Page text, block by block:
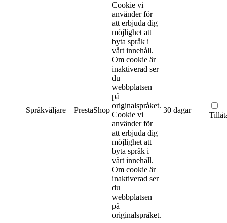
Språkväljare PrestaShop
Cookie vi
använder för
att erbjuda dig
möjlighet att
byta språk i
vårt innehåll.
Om cookie är
inaktiverad ser
du
webbplatsen
på
originalspråket.
Cookie vi
använder för
att erbjuda dig
möjlighet att
byta språk i
vårt innehåll.
Om cookie är
inaktiverad ser
du
webbplatsen
på
originalspråket.
30 dagar